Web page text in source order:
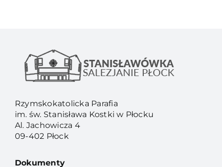
Rzymskokatolicka Parafia
im. św. Stanisława Kostki w Płocku
Al. Jachowicza 4
09-402 Płock
Dokumenty